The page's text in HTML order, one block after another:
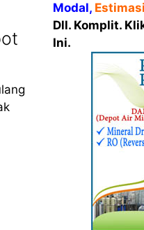
Modal,
Dll. Komplit.
Ini.